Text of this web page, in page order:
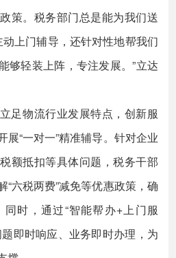
策。税务部门总是能为我们送
动上门辅导，还针对性地帮我们
够轻装上阵，专注发展。”立达
物流行业发展特点，创新服
展“一对一”精准辅导。针对企业
额抵扣等具体问题，税务干部
“六税两费”减免等优惠政策，确
时，通过“智能帮办+上门服
即时响应、业务即时办理，为